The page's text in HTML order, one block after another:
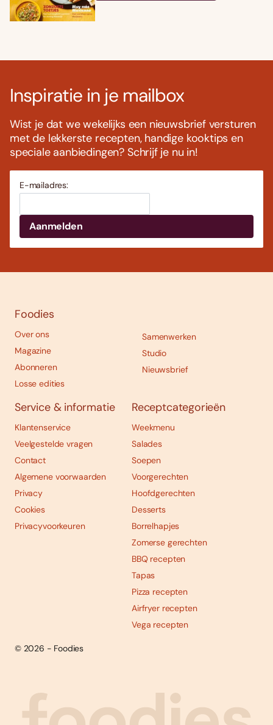
Abonneren
Inspiratie in je mailbox
Wist je dat we wekelijks een nieuwsbrief versturen
met de lekkerste recepten, handige kooktips en
speciale aanbiedingen? Schrijf je nu in!
E-mailadres:
Foodies
Over ons
Magazine
Abonneren
Losse edities
Samenwerken
Studio
Nieuwsbrief
Service & informatie
Klantenservice
Veelgestelde vragen
Contact
Algemene voorwaarden
Privacy
Cookies
Privacyvoorkeuren
Receptcategorieën
Weekmenu
Salades
Soepen
Voorgerechten
Hoofdgerechten
Desserts
Borrelhapjes
Zomerse gerechten
BBQ recepten
Tapas
Pizza recepten
Airfryer recepten
Vega recepten
© 2026 - Foodies